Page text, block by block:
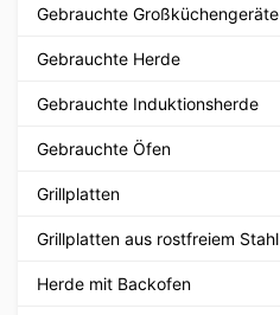
Gebrauchte Großküchengeräte
Gebrauchte Herde
Gebrauchte Induktionsherde
Gebrauchte Öfen
Grillplatten
Grillplatten aus rostfreiem Stahl
Herde mit Backofen